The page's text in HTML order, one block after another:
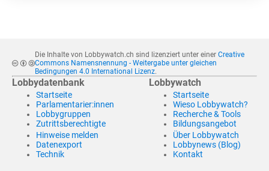
Die Inhalte von Lobbywatch.ch sind lizenziert unter einer Creative
Commons Namensnennung - Weitergabe unter gleichen
Bedingungen 4.0 International Lizenz.
Lobbydatenbank
Startseite
Parlamentarier:innen
Lobbygruppen
Zutrittsberechtigte
Hinweise melden
Datenexport
Technik
Lobbywatch
Startseite
Wieso Lobbywatch?
Recherche & Tools
Bildungsangebot
Über Lobbywatch
Lobbynews (Blog)
Kontakt